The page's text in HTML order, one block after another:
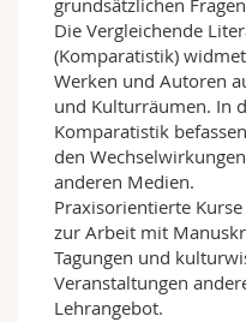
grundsätzlichen
Die Vergleichende
(Komparatistik)
Werken und Autoren
und Kulturräumen. In
Komparatistik
den
anderen Medien.
Praxisorientierte
zur Arbeit mit
Tagungen und
Veranstaltungen
Lehrangebot.